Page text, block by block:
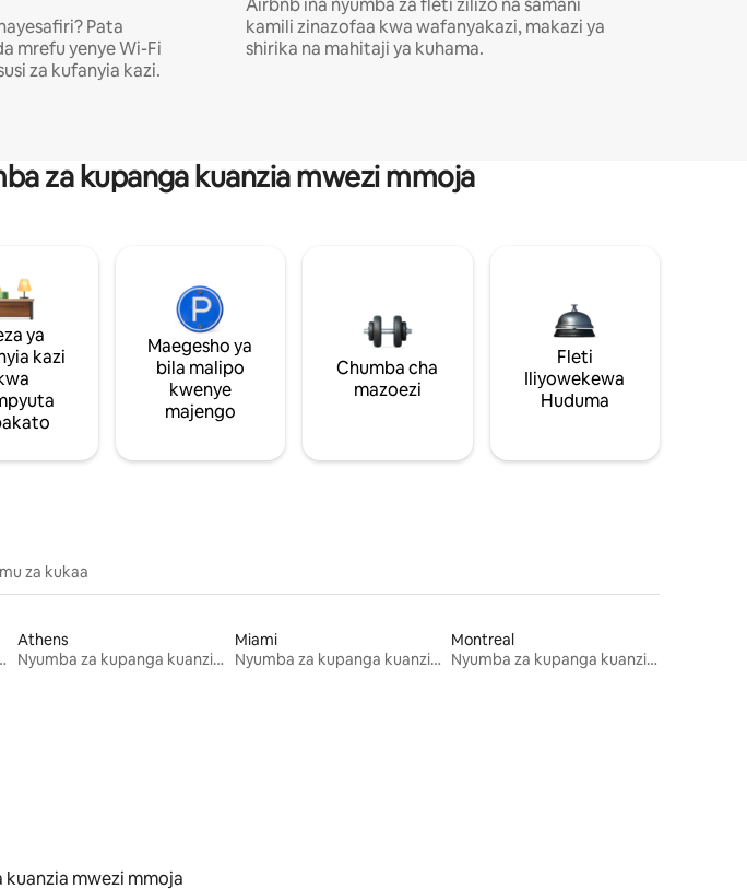
Pata
mrefu yenye Wi-Fi
za kufanyia kazi.
Airbnb ina nyumba za fleti zilizo na samani
kamili zinazofaa kwa wafanyakazi, makazi ya
shirika na mahitaji ya kuhama.
za kupanga kuanzia mwezi mmoja
ya
kazi
Maegesho ya
bila malipo
kwenye
majengo
Chumba cha
mazoezi
Fleti
Iliyowekewa
Huduma
za kukaa
mwezi mmoja
Athens
Nyumba za kupanga kuanzia mwezi mmoja
Miami
Nyumba za kupanga kuanzia mwezi mmoja
Montreal
Nyumba za kupanga kuanzia mwezi mmoja
kuanzia mwezi mmoja